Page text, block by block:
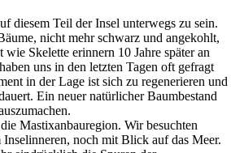
diesem Teil der Insel unterwegs zu sein.
nicht mehr schwarz und angekohlt,
wie Skelette erinnern 10 Jahre später an
uns in den letzten Tagen oft gefragt
in der Lage ist sich zu regenerieren und
Ein neuer natürlicher Baumbestand
Mastixanbauregion. Wir besuchten
noch mit Blick auf das Meer.